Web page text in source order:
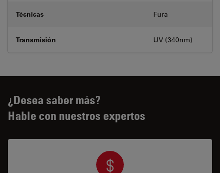
Técnicas Fura
Transmisión UV (340nm)
¿Desea saber más?
Hable con nuestros expertos